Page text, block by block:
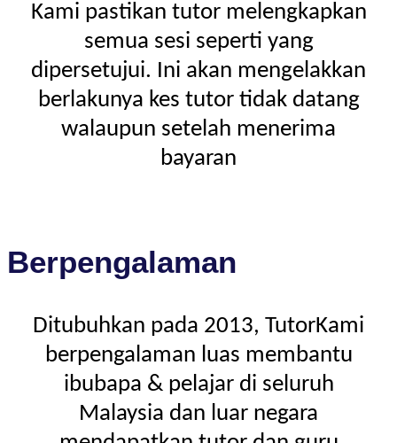
Kami pastikan tutor melengkapkan
semua sesi seperti yang
dipersetujui. Ini akan mengelakkan
berlakunya kes tutor tidak datang
walaupun setelah menerima
bayaran
Berpengalaman
Ditubuhkan pada 2013, TutorKami
berpengalaman luas membantu
ibubapa & pelajar di seluruh
Malaysia dan luar negara